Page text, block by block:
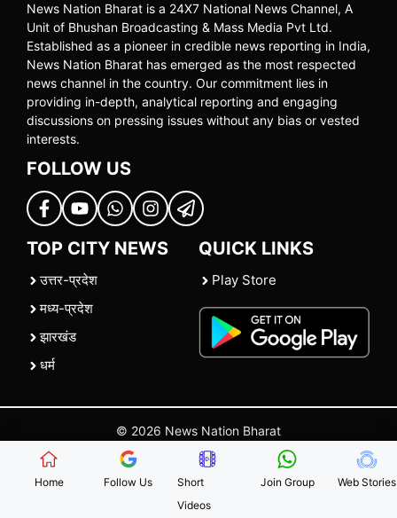
News Nation Bharat is a 24X7 National News Channel, A
Unit of Bhushan Broadcasting & Mass Media Pvt Ltd.
Established as a pioneer in credible news reporting in India,
News Nation Bharat has emerged as the most respected
news channel in the country. Our commitment lies in
providing in-depth, analytical reporting and engaging
discussions on pressing issues without any bias or vested
interests.
FOLLOW US
TOP CITY NEWS
उत्तर-प्रदेश
मध्य-प्रदेश
झारखंड
धर्म
QUICK LINKS
Play Store
© 2026 News Nation Bharat
| |Contact Us |Policies Terms and Conditions
Home Follow Us
Short
Videos
Join Group Web Stories